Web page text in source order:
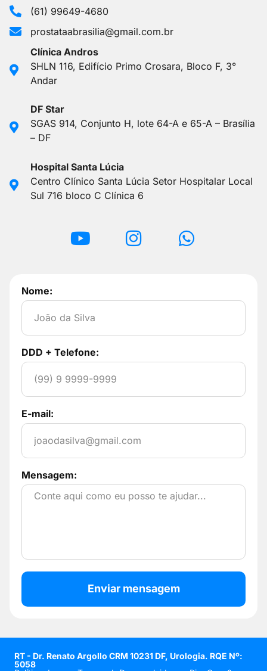
(61) 99649-4680
prostataabrasilia@gmail.com.br
Clínica Andros
SHLN 116, Edifício Primo Crosara, Bloco F, 3°
Andar
DF Star
SGAS 914, Conjunto H, lote 64-A e 65-A – Brasília
– DF
Hospital Santa Lúcia
Centro Clínico Santa Lúcia Setor Hospitalar Local
Sul 716 bloco C Clínica 6
Nome:
DDD + Telefone:
E-mail:
Mensagem:
Enviar mensagem
RT - Dr. Renato Argollo CRM 10231 DF, Urologia. RQE Nº:
5058